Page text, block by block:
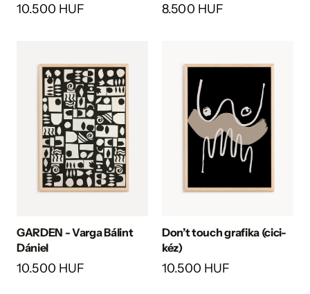
10.500 HUF 8.500 HUF
GARDEN - Varga Bálint
Dániel
10.500 HUF
Don’t touch grafika (cici-
kéz)
10.500 HUF